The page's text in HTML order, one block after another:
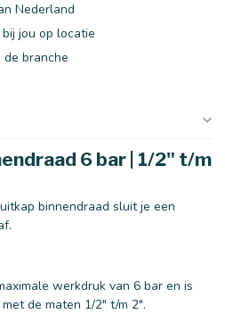
Nederland
jou op locatie
de branche
6 bar | 1/2" t/m
binnendraad sluit je een
werkdruk van 6 bar en is
de maten 1/2" t/m 2".